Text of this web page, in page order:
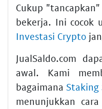
Cukup
bekerja. Ini cocok
Investasi Crypto
JualSaldo.com
awal. Kami
bagaimana Staking
menunjukkan